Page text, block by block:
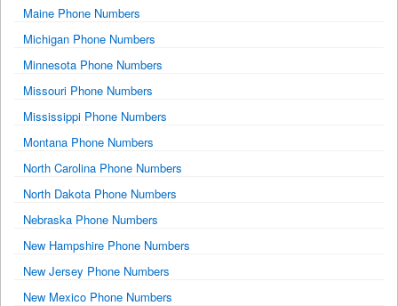
Maine Phone Numbers
Michigan Phone Numbers
Minnesota Phone Numbers
Missouri Phone Numbers
Mississippi Phone Numbers
Montana Phone Numbers
North Carolina Phone Numbers
North Dakota Phone Numbers
Nebraska Phone Numbers
New Hampshire Phone Numbers
New Jersey Phone Numbers
New Mexico Phone Numbers